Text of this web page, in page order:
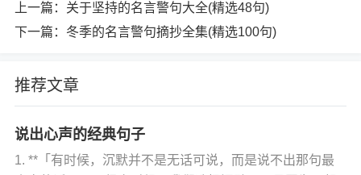
上一篇： 关于坚持的名言警句大全(精选48句)
下一篇： 冬季的名言警句摘抄全集(精选100句)
推荐文章
说出心声的经典句子
1. **「有时候，沉默并不是无话可说，而是说不出那句最